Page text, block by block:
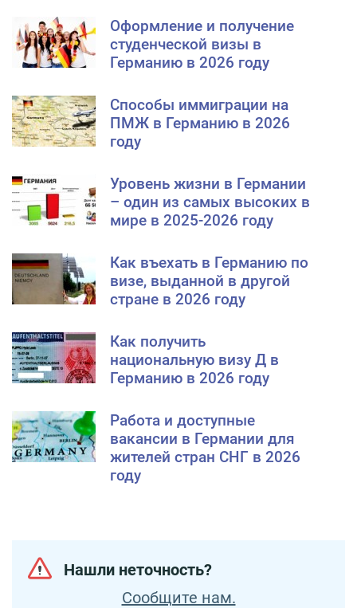
Оформление и получение
студенческой визы в
Германию в 2026 году
Способы иммиграции на
ПМЖ в Германию в 2026
году
Уровень жизни в Германии
– один из самых высоких в
мире в 2025-2026 году
Как въехать в Германию по
визе, выданной в другой
стране в 2026 году
Как получить
национальную визу Д в
Германию в 2026 году
Работа и доступные
вакансии в Германии для
жителей стран СНГ в 2026
году
Нашли неточность?
Сообщите нам.